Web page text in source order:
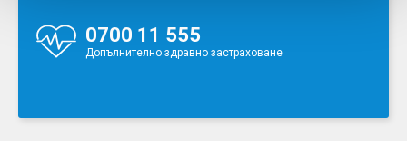
0700 11 555
Допълнително здравно застраховане